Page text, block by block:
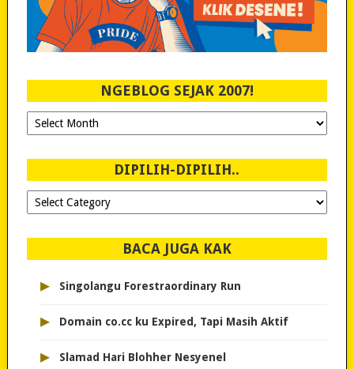
NGEBLOG SEJAK 2007!
Ngeblog
Sejak
DIPILIH-DIPILIH..
Dipilih-
dipilih..
BACA JUGA KAK
▸ Singolangu Forestraordinary Run
▸ Domain co.cc ku Expired, Tapi Masih Aktif
▸ Slamad Hari Blohher Nesyenel